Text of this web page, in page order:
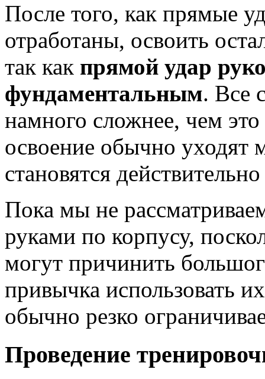
После того, как прямые
отработаны, освоить
так как прямой удар
фундаментальным. Все
намного сложнее, чем
освоение обычно уходят
становятся
Пока мы не
руками по корпусу,
могут причинить
привычка использовать
обычно резко
Проведение